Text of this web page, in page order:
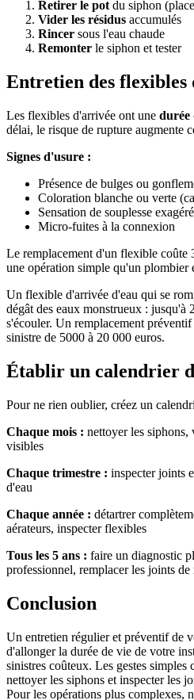
Retirer le pot du siphon
Vider les résidus accumulés
Rincer sous l'eau chaude
Remonter le siphon et tester
Entretien des
Les flexibles d'arrivée ont une durée
délai, le risque de rupture augmente
Signes d'usure :
Présence de bulges ou
Coloration blanche ou verte
Sensation de souplesse
Micro-fuites à la connexion
Le remplacement d'un flexible coûte
une opération simple qu'un plombier
Un flexible d'arrivée d'eau qui se
dégât des eaux monstrueux : jusqu'à
s'écouler. Un remplacement
sinistre de 5000 à 20 000 euros.
Établir un calendrier
Pour ne rien oublier, créez un
Chaque mois : nettoyer les siphons,
visibles
Chaque trimestre : inspecter joints
d'eau
Chaque année : détartrer
aérateurs, inspecter flexibles
Tous les 5 ans : faire un diagnostic
professionnel, remplacer les joints de
Conclusion
Un entretien régulier et préventif de
d'allonger la durée de vie de votre
sinistres coûteux. Les gestes
nettoyer les siphons et inspecter les
Pour les opérations plus complexes,